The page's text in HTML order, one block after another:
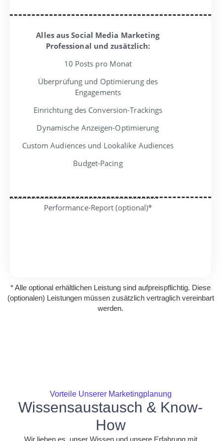
Alles aus Social Media Marketing
Professional und zusätzlich:
10 Posts pro Monat
Überprüfung und Optimierung des
Engagements
Einrichtung des Conversion-Trackings
Dynamische Anzeigen-Optimierung
Custom Audiences und Lookalike Audiences
Budget-Pacing
Performance-Report (optional)*
* Alle optional erhältlichen Leistung sind aufpreispflichtig. Diese
(optionalen) Leistungen müssen zusätzlich vertraglich vereinbart
werden.
Vorteile Unserer Marketingplanung
Wissensaustausch & Know-
How